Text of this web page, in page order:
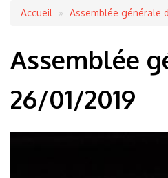
Fil
Accueil Assemblée générale
Assemblée
26/01/2019